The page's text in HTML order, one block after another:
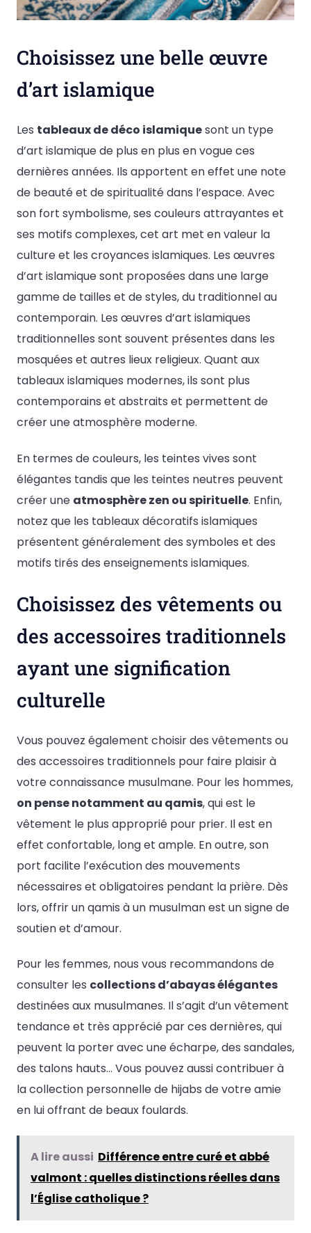
Choisissez une belle œuvre
d’art islamique
Les tableaux de déco islamiquesont un type
d’art islamique de plus en plus en vogue ces
dernières années. Ils apportent en effet une note
de beauté et de spiritualité dans l’espace. Avec
son fort symbolisme, ses couleurs attrayantes et
ses motifs complexes, cet art met en valeur la
culture et les croyances islamiques. Les œuvres
d’art islamique sont proposées dans une large
gamme de tailles et de styles, du traditionnel au
contemporain. Les œuvres d’art islamiques
traditionnelles sont souvent présentes dans les
mosquées et autres lieux religieux. Quant aux
tableaux islamiques modernes, ils sont plus
contemporains et abstraits et permettent de
créer une atmosphère moderne.
En termes de couleurs, les teintes vives sont
élégantes tandis que les teintes neutres peuvent
créer une atmosphère zen ou spirituelle. Enfin,
notez que les tableaux décoratifs islamiques
présentent généralement des symboles et des
motifs tirés des enseignements islamiques.
Choisissez des vêtements ou
des accessoires traditionnels
ayant une signification
culturelle
Vous pouvez également choisir des vêtements ou
des accessoires traditionnels pour faire plaisir à
votre connaissance musulmane. Pour les hommes,
on pense notamment au qamis, qui est le
vêtement le plus approprié pour prier. Il est en
effet confortable, long et ample. En outre, son
port facilite l’exécution des mouvements
nécessaires et obligatoires pendant la prière. Dès
lors, offrir un qamis à un musulman est un signe de
soutien et d’amour.
Pour les femmes, nous vous recommandons de
consulter les collections d’abayas élégantes
destinées aux musulmanes. Il s’agit d’un vêtement
tendance et très apprécié par ces dernières, qui
peuvent la porter avec une écharpe, des sandales,
des talons hauts… Vous pouvez aussi contribuer à
la collection personnelle de hijabs de votre amie
en lui offrant de beaux foulards.
A lire aussi Différence entre curé et abbé
valmont : quelles distinctions réelles dans
l’Église catholique ?